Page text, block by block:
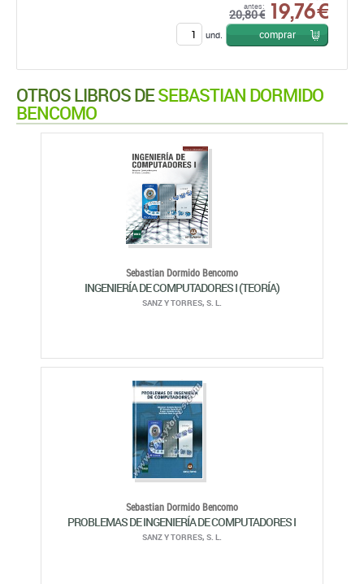
antes:
20,80 € 19,76 €
und. comprar
OTROS LIBROS DESEBASTIAN DORMIDO
BENCOMO
Sebastian Dormido Bencomo
INGENIERÍA DE COMPUTADORES I (TEORÍA)
SANZ Y TORRES, S. L.
Sebastian Dormido Bencomo
PROBLEMAS DE INGENIERÍA DE COMPUTADORES I
SANZ Y TORRES, S. L.